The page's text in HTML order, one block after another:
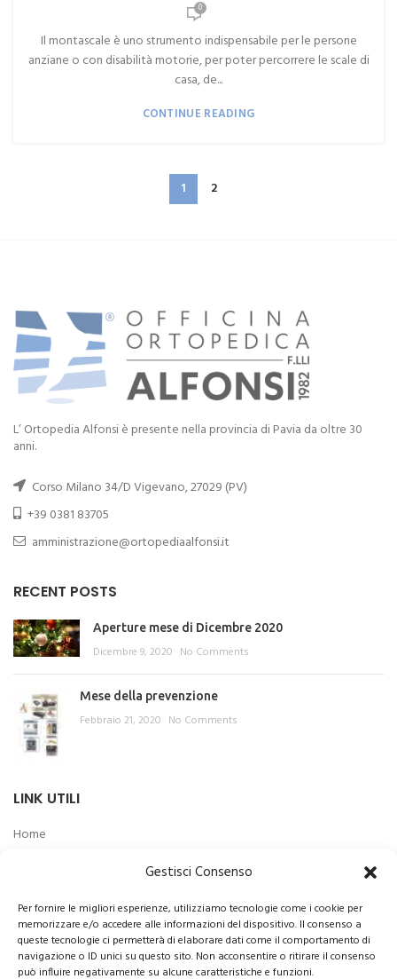
Gestisci Consenso
Per fornire le migliori esperienze, utilizziamo tecnologie come i cookie per
memorizzare e/o accedere alle informazioni del dispositivo. Il consenso a
queste tecnologie ci permetterà di elaborare dati come il comportamento di
navigazione o ID unici su questo sito. Non acconsentire o ritirare il consenso
può influire negativamente su alcune caratteristiche e funzioni.
0
Il montascale è uno strumento indispensabile per le persone
anziane o con disabilità motorie, per poter percorrere le scale di
casa, de...
CONTINUE READING
1 2
L’ Ortopedia Alfonsi è presente nella provincia di Pavia da oltre 30
anni.
Corso Milano 34/D Vigevano, 27029 (PV)
+39 0381 83705
amministrazione@ortopediaalfonsi.it
RECENT POSTS
Aperture mese di Dicembre 2020
Dicembre 9, 2020 No Comments
Mese della prevenzione
Febbraio 21, 2020 No Comments
LINK UTILI
Home
Privacy e policy
Termini di vendita